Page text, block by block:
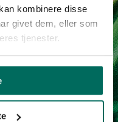
kombinere disse
givet dem, eller som
tjenester.